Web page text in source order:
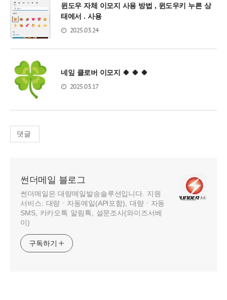
윈도우 자체 이모지 사용 방법 , 윈도우키 누른 상
태에서 . 사용
2025.03.24
네잎 클로버 이모지 🍀 🍀 🍀
2025.03.17
댓글
썬더메일 블로그
썬더메일은 대량메일발송솔루션입니다. 지원
서비스: 대량ㆍ자동메일(API포함), 대량ㆍ자동
SMS, 카카오톡 알림톡, 설문조사(와이즈서베
이)
구독하기